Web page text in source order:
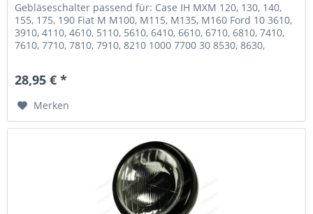
Gebläseschalter passend für: Case IH MXM 120, 130, 140,
155, 175, 190 Fiat M M100, M115, M135, M160 Ford 10 3610,
3910, 4110, 4610, 5110, 5610, 6410, 6610, 6710, 6810, 7410,
7610, 7710, 7810, 7910, 8210 1000 7700 30 8530, 8630,
28,95 € *
Merken